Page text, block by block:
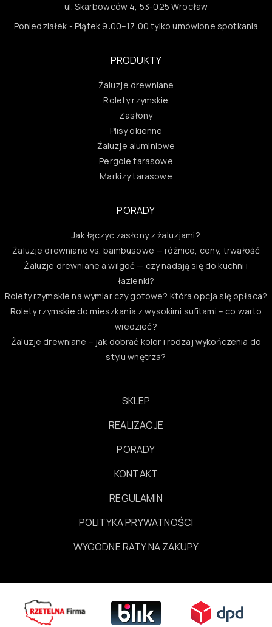
ul. Skarbowców 4, 53-025 Wrocław
Poniedziałek - Piątek 9:00–17:00 tylko umówione spotkania
PRODUKTY
Żaluzje drewniane
Rolety rzymskie
Zasłony
Plisy okienne
Żaluzje aluminiowe
Pergole tarasowe
Markizy tarasowe
PORADY
Jak łączyć zasłony z żaluzjami?
Żaluzje drewniane vs. bambusowe — różnice, ceny, trwałość
Żaluzje drewniane a wilgoć — czy nadają się do kuchni i
łazienki?
Rolety rzymskie na wymiar czy gotowe? Która opcja się opłaca?
Rolety rzymskie do mieszkania z wysokimi sufitami – co warto
wiedzieć?
Żaluzje drewniane – jak dobrać kolor i rodzaj wykończenia do
stylu wnętrza?
SKLEP
REALIZACJE
PORADY
KONTAKT
REGULAMIN
POLITYKA PRYWATNOŚCI
WYGODNE RATY NA ZAKUPY